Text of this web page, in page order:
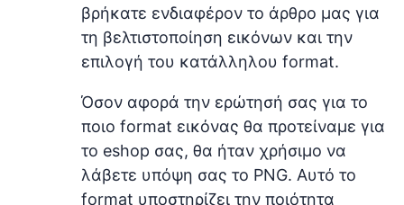
βρήκατε ενδιαφέρον το άρθρο μας για
τη βελτιστοποίηση εικόνων και την
επιλογή του κατάλληλου format.
Όσον αφορά την ερώτησή σας για το
ποιο format εικόνας θα προτείναμε για
το eshop σας, θα ήταν χρήσιμο να
λάβετε υπόψη σας το PNG. Αυτό το
format υποστηρίζει την ποιότητα